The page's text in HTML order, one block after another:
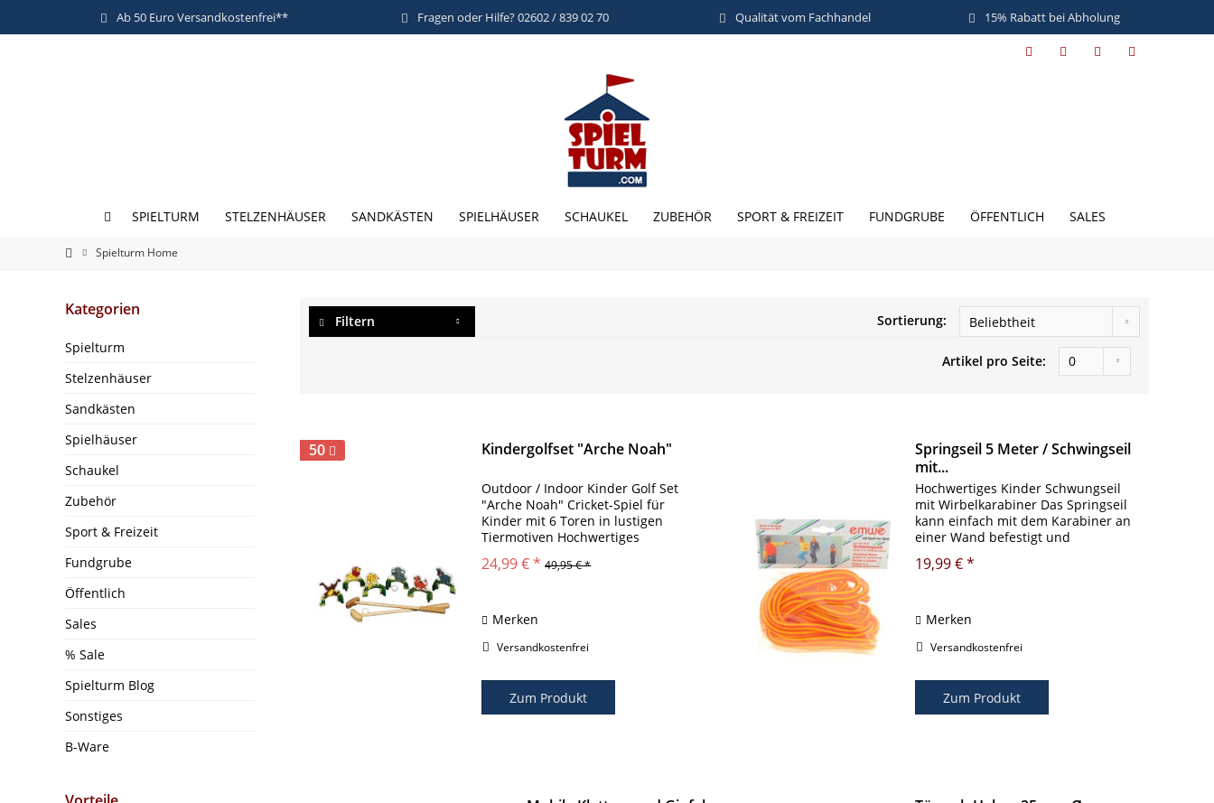
Ab 50 Euro Versandkostenfrei** Fragen oder Hilfe? 02602 / 839 02 70 Qualität vom Fachhandel 15% Rabatt bei Abholung
SPIELTURM STELZENHÄUSER SANDKÄSTEN SPIELHÄUSER SCHAUKEL ZUBEHÖR SPORT & FREIZEIT FUNDGRUBE ÖFFENTLICH SALES
Spielturm Home
Kategorien
Spielturm
Stelzenhäuser
Sandkästen
Spielhäuser
Schaukel
Zubehör
Sport & Freizeit
Fundgrube
Öffentlich
Sales
% Sale
Spielturm Blog
Sonstiges
B-Ware
Filtern Sortierung:
Artikel pro Seite:
50 Kindergolfset "Arche Noah"
Outdoor / Indoor Kinder Golf Set
"Arche Noah" Cricket-Spiel für
Kinder mit 6 Toren in lustigen
Tiermotiven Hochwertiges
Kindergolfset Minigolfset für den
privaten Garten, Events,
24,99 € * 49,95 € *
Merken
Versandkostenfrei
Zum Produkt
Springseil 5 Meter / Schwingseil
mit...
Hochwertiges Kinder Schwungseil
mit Wirbelkarabiner Das Springseil
kann einfach mit dem Karabiner an
einer Wand befestigt und
geschwungen werden. Seilspringen
mit nur einem Schwinger und einem
19,99 € *
Merken
Versandkostenfrei
Zum Produkt